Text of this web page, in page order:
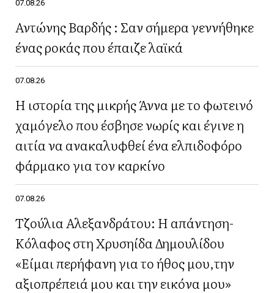
07.08.26
Αντώνης Βαρδής : Σαν σήμερα γεννήθηκε
ένας ροκάς που έπαιζε λαϊκά
07.08.26
Η ιστορία της μικρής Άννα με το φωτεινό
χαμόγελο που έσβησε νωρίς και έγινε η
αιτία να ανακαλυφθεί ένα ελπιδοφόρο
φάρμακο για τον καρκίνο
07.08.26
Τζούλια Αλεξανδράτου: Η απάντηση-
Κόλαφος στη Χρυσηίδα Δημουλίδου
«Είμαι περήφανη για το ήθος μου,την
αξιοπρέπειά μου και την εικόνα μου»